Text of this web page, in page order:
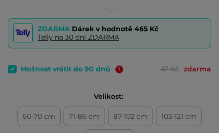
ZDARMA Dárek v hodnotě 465 Kč
Telly na 30 dní ZDARMA
Možnost vrátit do 90 dnů 47 Kč zdarma
Velikost:
60-70 cm 71-86 cm 87-102 cm 103-121 cm